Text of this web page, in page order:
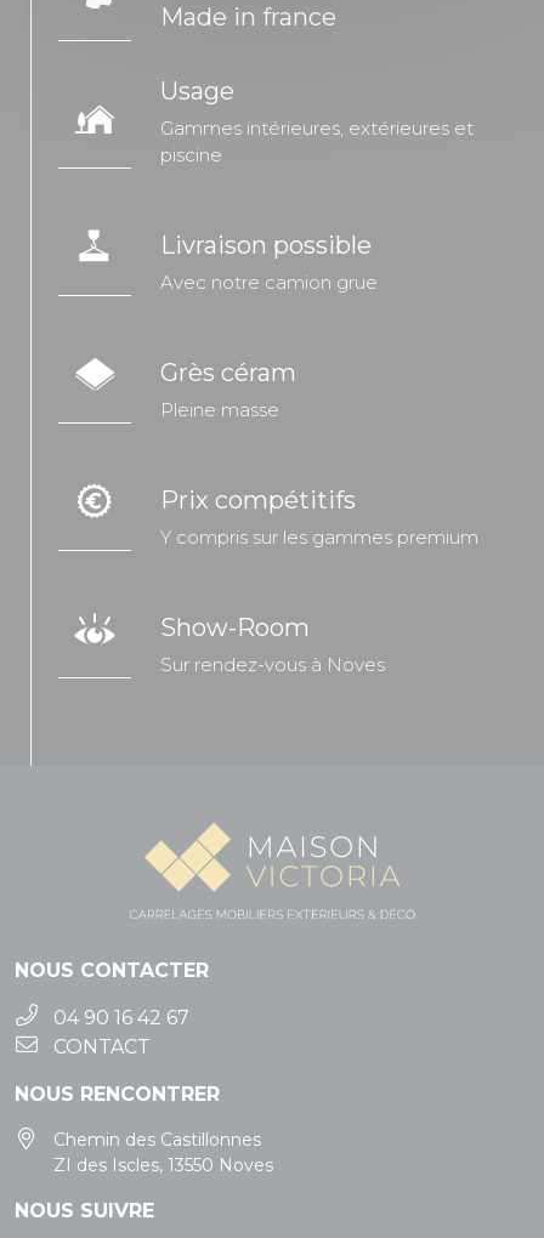
Made in france
Usage
Gammes intérieures, extérieures et
piscine
Livraison possible
Avec notre camion grue
Grès céram
Pleine masse
Prix compétitifs
Y compris sur les gammes premium
Show-Room
Sur rendez-vous à Noves
NOUS CONTACTER
04 90 16 42 67
CONTACT
NOUS RENCONTRER
Chemin des Castillonnes
ZI des Iscles, 13550 Noves
NOUS SUIVRE